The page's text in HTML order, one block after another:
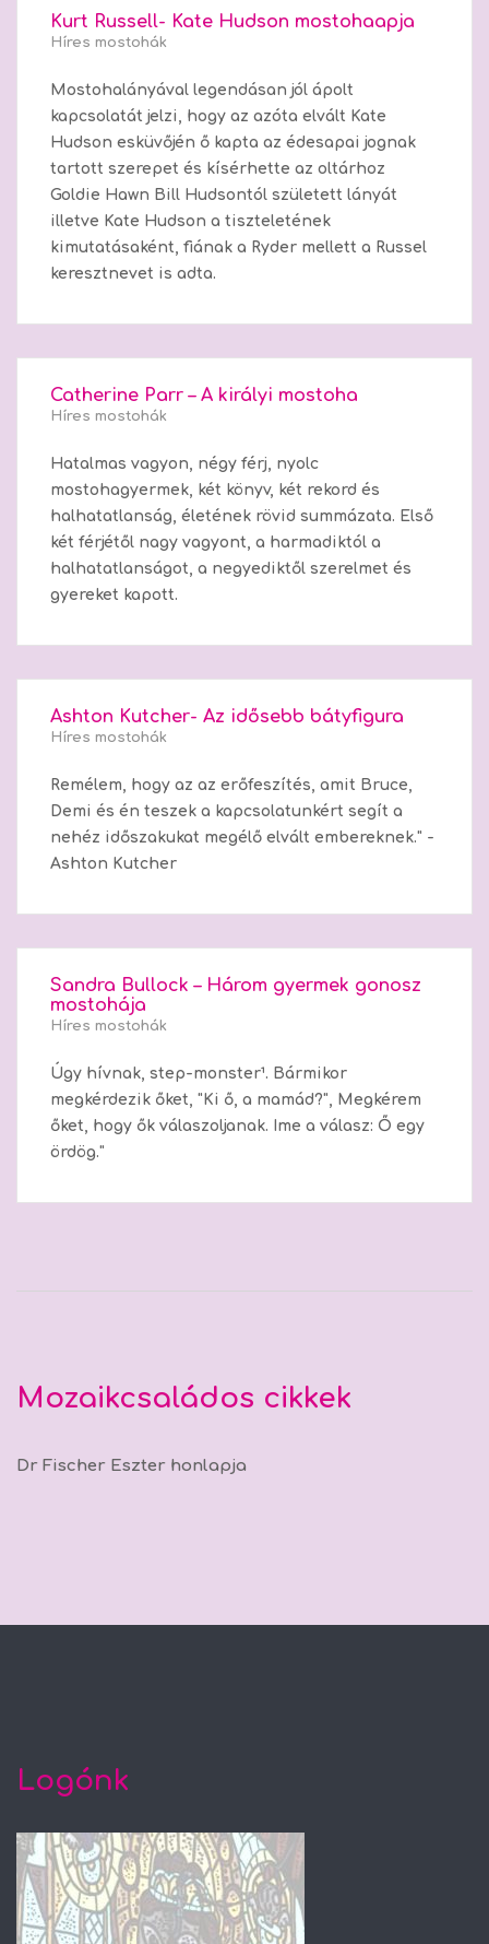
Kurt Russell- Kate Hudson mostohaapja
Híres mostohák
Mostohalányával legendásan jól ápolt
kapcsolatát jelzi, hogy az azóta elvált Kate
Hudson esküvőjén ő kapta az édesapai jognak
tartott szerepet és kísérhette az oltárhoz
Goldie Hawn Bill Hudsontól született lányát
illetve Kate Hudson a tiszteletének
kimutatásaként, fiának a Ryder mellett a Russel
keresztnevet is adta.
Catherine Parr – A királyi mostoha
Híres mostohák
Hatalmas vagyon, négy férj, nyolc
mostohagyermek, két könyv, két rekord és
halhatatlanság, életének rövid summázata. Első
két férjétől nagy vagyont, a harmadiktól a
halhatatlanságot, a negyediktől szerelmet és
gyereket kapott.
Ashton Kutcher- Az idősebb bátyfigura
Híres mostohák
Remélem, hogy az az erőfeszítés, amit Bruce,
Demi és én teszek a kapcsolatunkért segít a
nehéz időszakukat megélő elvált embereknek." -
Ashton Kutcher
Sandra Bullock – Három gyermek gonosz
mostohája
Híres mostohák
Úgy hívnak, step-monster¹. Bármikor
megkérdezik őket, "Ki ő, a mamád?", Megkérem
őket, hogy ők válaszoljanak. Ime a válasz: Ő egy
ördög."
Mozaikcsaládos cikkek
Dr Fischer Eszter honlapja
Logónk